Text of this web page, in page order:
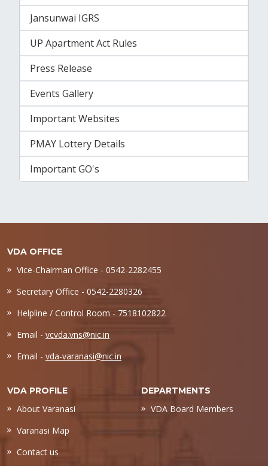
Jansunwai IGRS
UP Apartment Act Rules
Press Release
Events Gallery
Important Websites
PMAY Lottery Details
Important GO's
VDA OFFICE
Vice-Chairman Office - 0542-2282455
Secretary Office - 0542-2280326
Helpline / Control Room - 7518102822
Email - vcvda.vns@nic.in
Email - vda-varanasi@nic.in
VDA PROFILE
About Varanasi
Varanasi Map
Contact us
DEPARTMENTS
VDA Board Members